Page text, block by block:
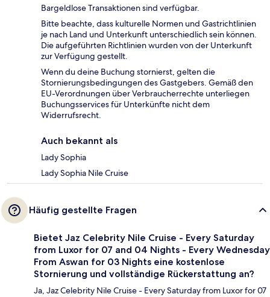
Bargeldlose Transaktionen sind verfügbar.
Bitte beachte, dass kulturelle Normen und Gastrichtlinien
je nach Land und Unterkunft unterschiedlich sein können.
Die aufgeführten Richtlinien wurden von der Unterkunft
zur Verfügung gestellt.
Wenn du deine Buchung stornierst, gelten die
Stornierungsbedingungen des Gastgebers. Gemäß den
EU-Verordnungen über Verbraucherrechte unterliegen
Buchungsservices für Unterkünfte nicht dem
Widerrufsrecht.
Auch bekannt als
Lady Sophia
Lady Sophia Nile Cruise
Häufig gestellte Fragen
Bietet Jaz Celebrity Nile Cruise - Every Saturday
from Luxor for 07 and 04 Nights - Every Wednesday
From Aswan for 03 Nights eine kostenlose
Stornierung und vollständige Rückerstattung an?
Ja, Jaz Celebrity Nile Cruise - Every Saturday from Luxor for 07